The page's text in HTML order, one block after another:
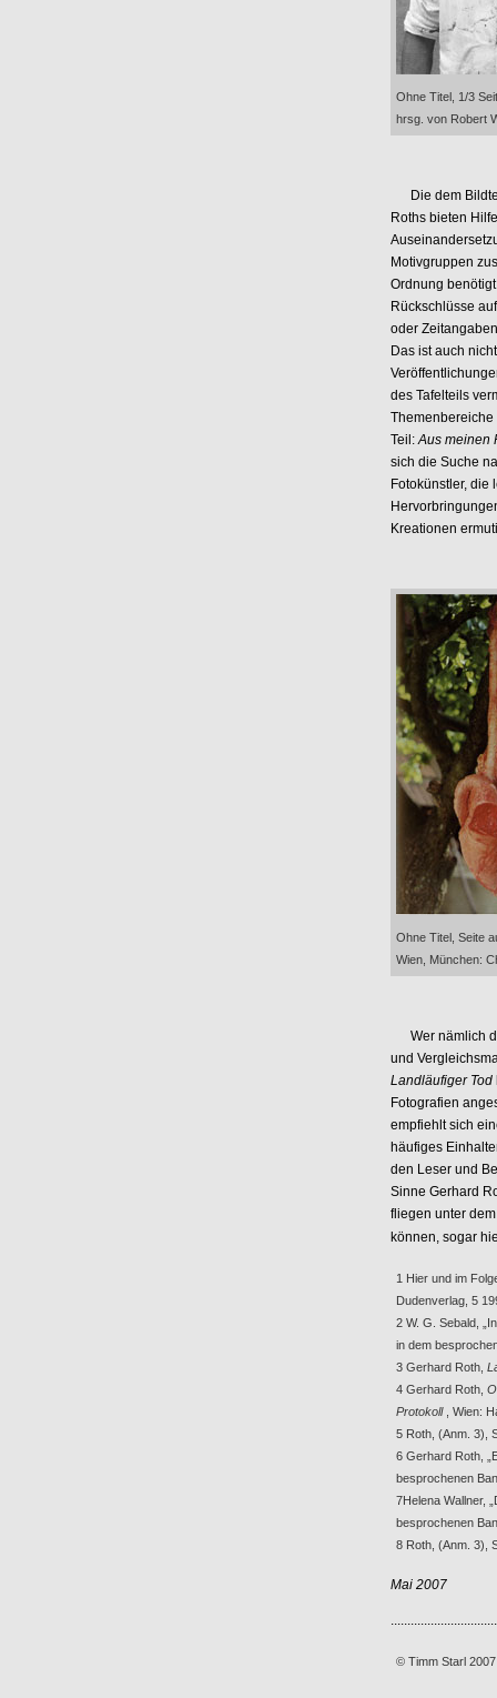
Ohne Titel, 1/3
hrsg. von Robert
Die dem
Roths bieten
Motivgruppen
Ordnung
Rückschlüsse
oder
Das ist auch
des Tafelteils
Teil:Aus meinen
sich die Suche
Fotokünstler,
Kreationen
Ohne Titel, Seite
Wien, München:
Wer nämlich
und
Landläufiger Tod
Fotografien
empfiehlt sich
häufiges
den Leser und
Sinne Gerhard
fliegen unter
können, sogar
1 Hier und im
Dudenverlag, 5
2 W. G. Sebald,
in dem
3 Gerhard Roth,
4 Gerhard Roth,
Protokoll
, Wien:
5 Roth, (Anm. 3),
6 Gerhard Roth,
besprochenen
7Helena Wallner,
besprochenen
8 Roth, (Anm. 3),
Mai 2007
© Timm Starl 2007